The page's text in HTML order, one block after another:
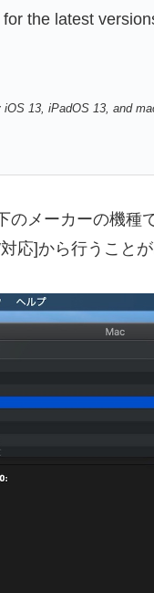
the latest
13, iPadOS 13, and
のメーカーの機種
]から行うことが